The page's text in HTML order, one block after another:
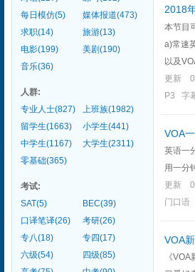
每日模仿(5)
媒体报道(473)
求职(14)
旅游(13)
电影(199)
美剧(190)
音乐(36)
人群:
专业人士(827)
上班族(1982)
留学生(1663)
小学生(441)
中学生(1167)
大学生(2311)
零基础(365)
考试:
SAT(5)
BEC(39)
口译笔译(26)
考研(26)
专八(18)
专四(17)
六级(54)
四级(85)
2018
本节目
a)常速
以及
更新 0
P3 字
VOA
英语一
用一分
更新 0
门口
VOA
《